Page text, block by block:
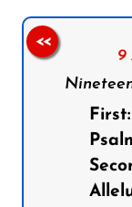
9
First:
<<